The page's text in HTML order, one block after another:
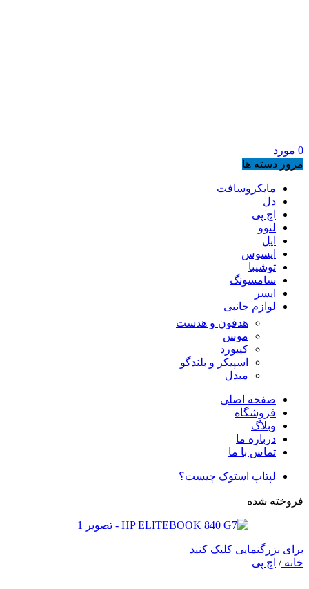
0 مورد
مرور دسته ها
مایکروسافت
دل
اچ پی
لنوو
اپل
ایسوس
توشیبا
سامسونگ
ایسر
لوازم جانبی
هدفون و هدست
موس
کیبورد
اسپیکر و بلندگو
مبدل
صفحه اصلی
فروشگاه
وبلاگ
درباره ما
تماس با ما
لپتاپ استوک چیست؟
فروخته شده
برای بزرگنمایی کلیک کنید
خانه/ اچ پی